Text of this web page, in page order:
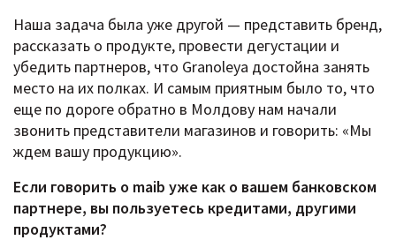
Наша задача была уже другой — представить бренд,
рассказать о продукте, провести дегустации и
убедить партнеров, что Granoleya достойна занять
место на их полках. И самым приятным было то, что
еще по дороге обратно в Молдову нам начали
звонить представители магазинов и говорить: «Мы
ждем вашу продукцию».
Если говорить о maib уже как о вашем банковском
партнере, вы пользуетесь кредитами, другими
продуктами?